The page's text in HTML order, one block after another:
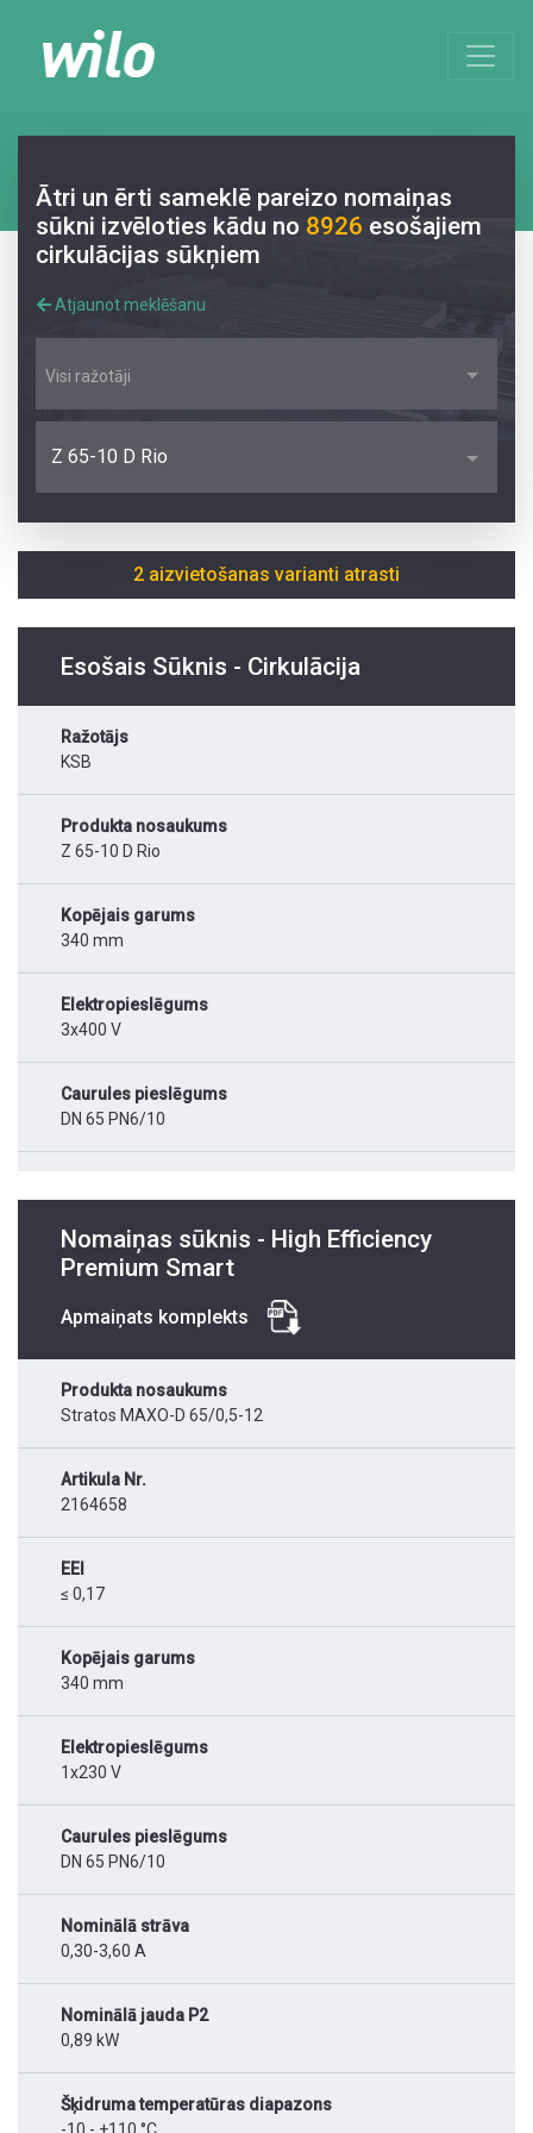
Ātri un ērti sameklē pareizo nomaiņas
sūkni izvēloties kādu no 8926 esošajiem
cirkulācijas sūkņiem
Atjaunot meklēšanu
Visi ražotāji
Z 65-10 D Rio
2 aizvietošanas varianti atrasti
Esošais Sūknis - Cirkulācija
Ražotājs
KSB
Produkta nosaukums
Z 65-10 D Rio
Kopējais garums
340 mm
Elektropieslēgums
3x400 V
Caurules pieslēgums
DN 65 PN6/10
Nomaiņas sūknis - High Efficiency
Premium Smart
Apmaiņats komplekts
Produkta nosaukums
Stratos MAXO-D 65/0,5-12
Artikula Nr.
2164658
EEI
≤ 0,17
Kopējais garums
340 mm
Elektropieslēgums
1x230 V
Caurules pieslēgums
DN 65 PN6/10
Nominālā strāva
0,30-3,60 A
Nominālā jauda P2
0,89 kW
Šķidruma temperatūras diapazons